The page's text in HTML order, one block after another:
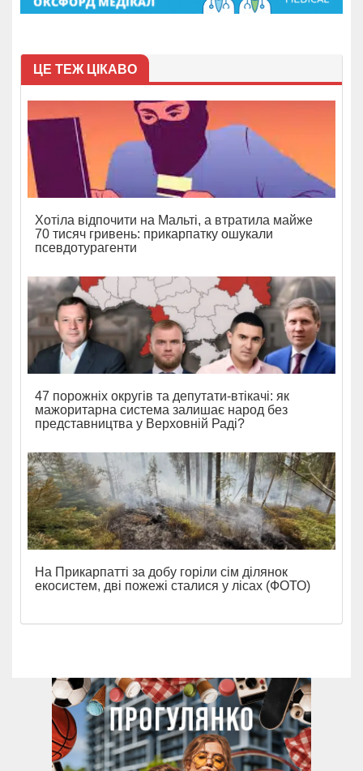
ЦЕ ТЕЖ ЦІКАВО
Хотіла відпочити на Мальті, а втратила майже
70 тисяч гривень: прикарпатку ошукали
псевдотурагенти
47 порожніх округів та депутати-втікачі: як
мажоритарна система залишає народ без
представництва у Верховній Раді?
На Прикарпатті за добу горіли сім ділянок
екосистем, дві пожежі сталися у лісах (ФОТО)